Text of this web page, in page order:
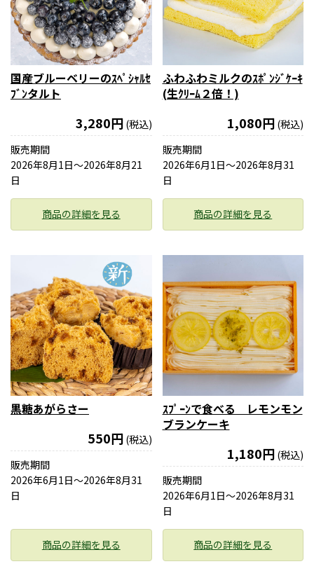
国産ブルーベリーのｽﾍﾟｼｬﾙｾ
ﾌﾞﾝタルト
3,280円 (税込)
販売期間
2026年8月1日〜2026年8月21
日
商品の詳細を見る
ふわふわミルクのｽﾎﾟﾝｼﾞｹｰｷ
(生ｸﾘｰﾑ２倍！)
1,080円 (税込)
販売期間
2026年6月1日〜2026年8月31
日
商品の詳細を見る
黒糖あがらさー
550円 (税込)
販売期間
2026年6月1日〜2026年8月31
日
商品の詳細を見る
ｽﾌﾟｰﾝで食べる レモンモン
ブランケーキ
1,180円 (税込)
販売期間
2026年6月1日〜2026年8月31
日
商品の詳細を見る